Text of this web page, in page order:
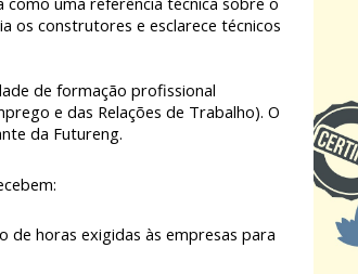
os construtores e esclarece técnicos
de formação profissional
e das Relações de Trabalho). O
da Futureng.
horas exigidas às empresas para